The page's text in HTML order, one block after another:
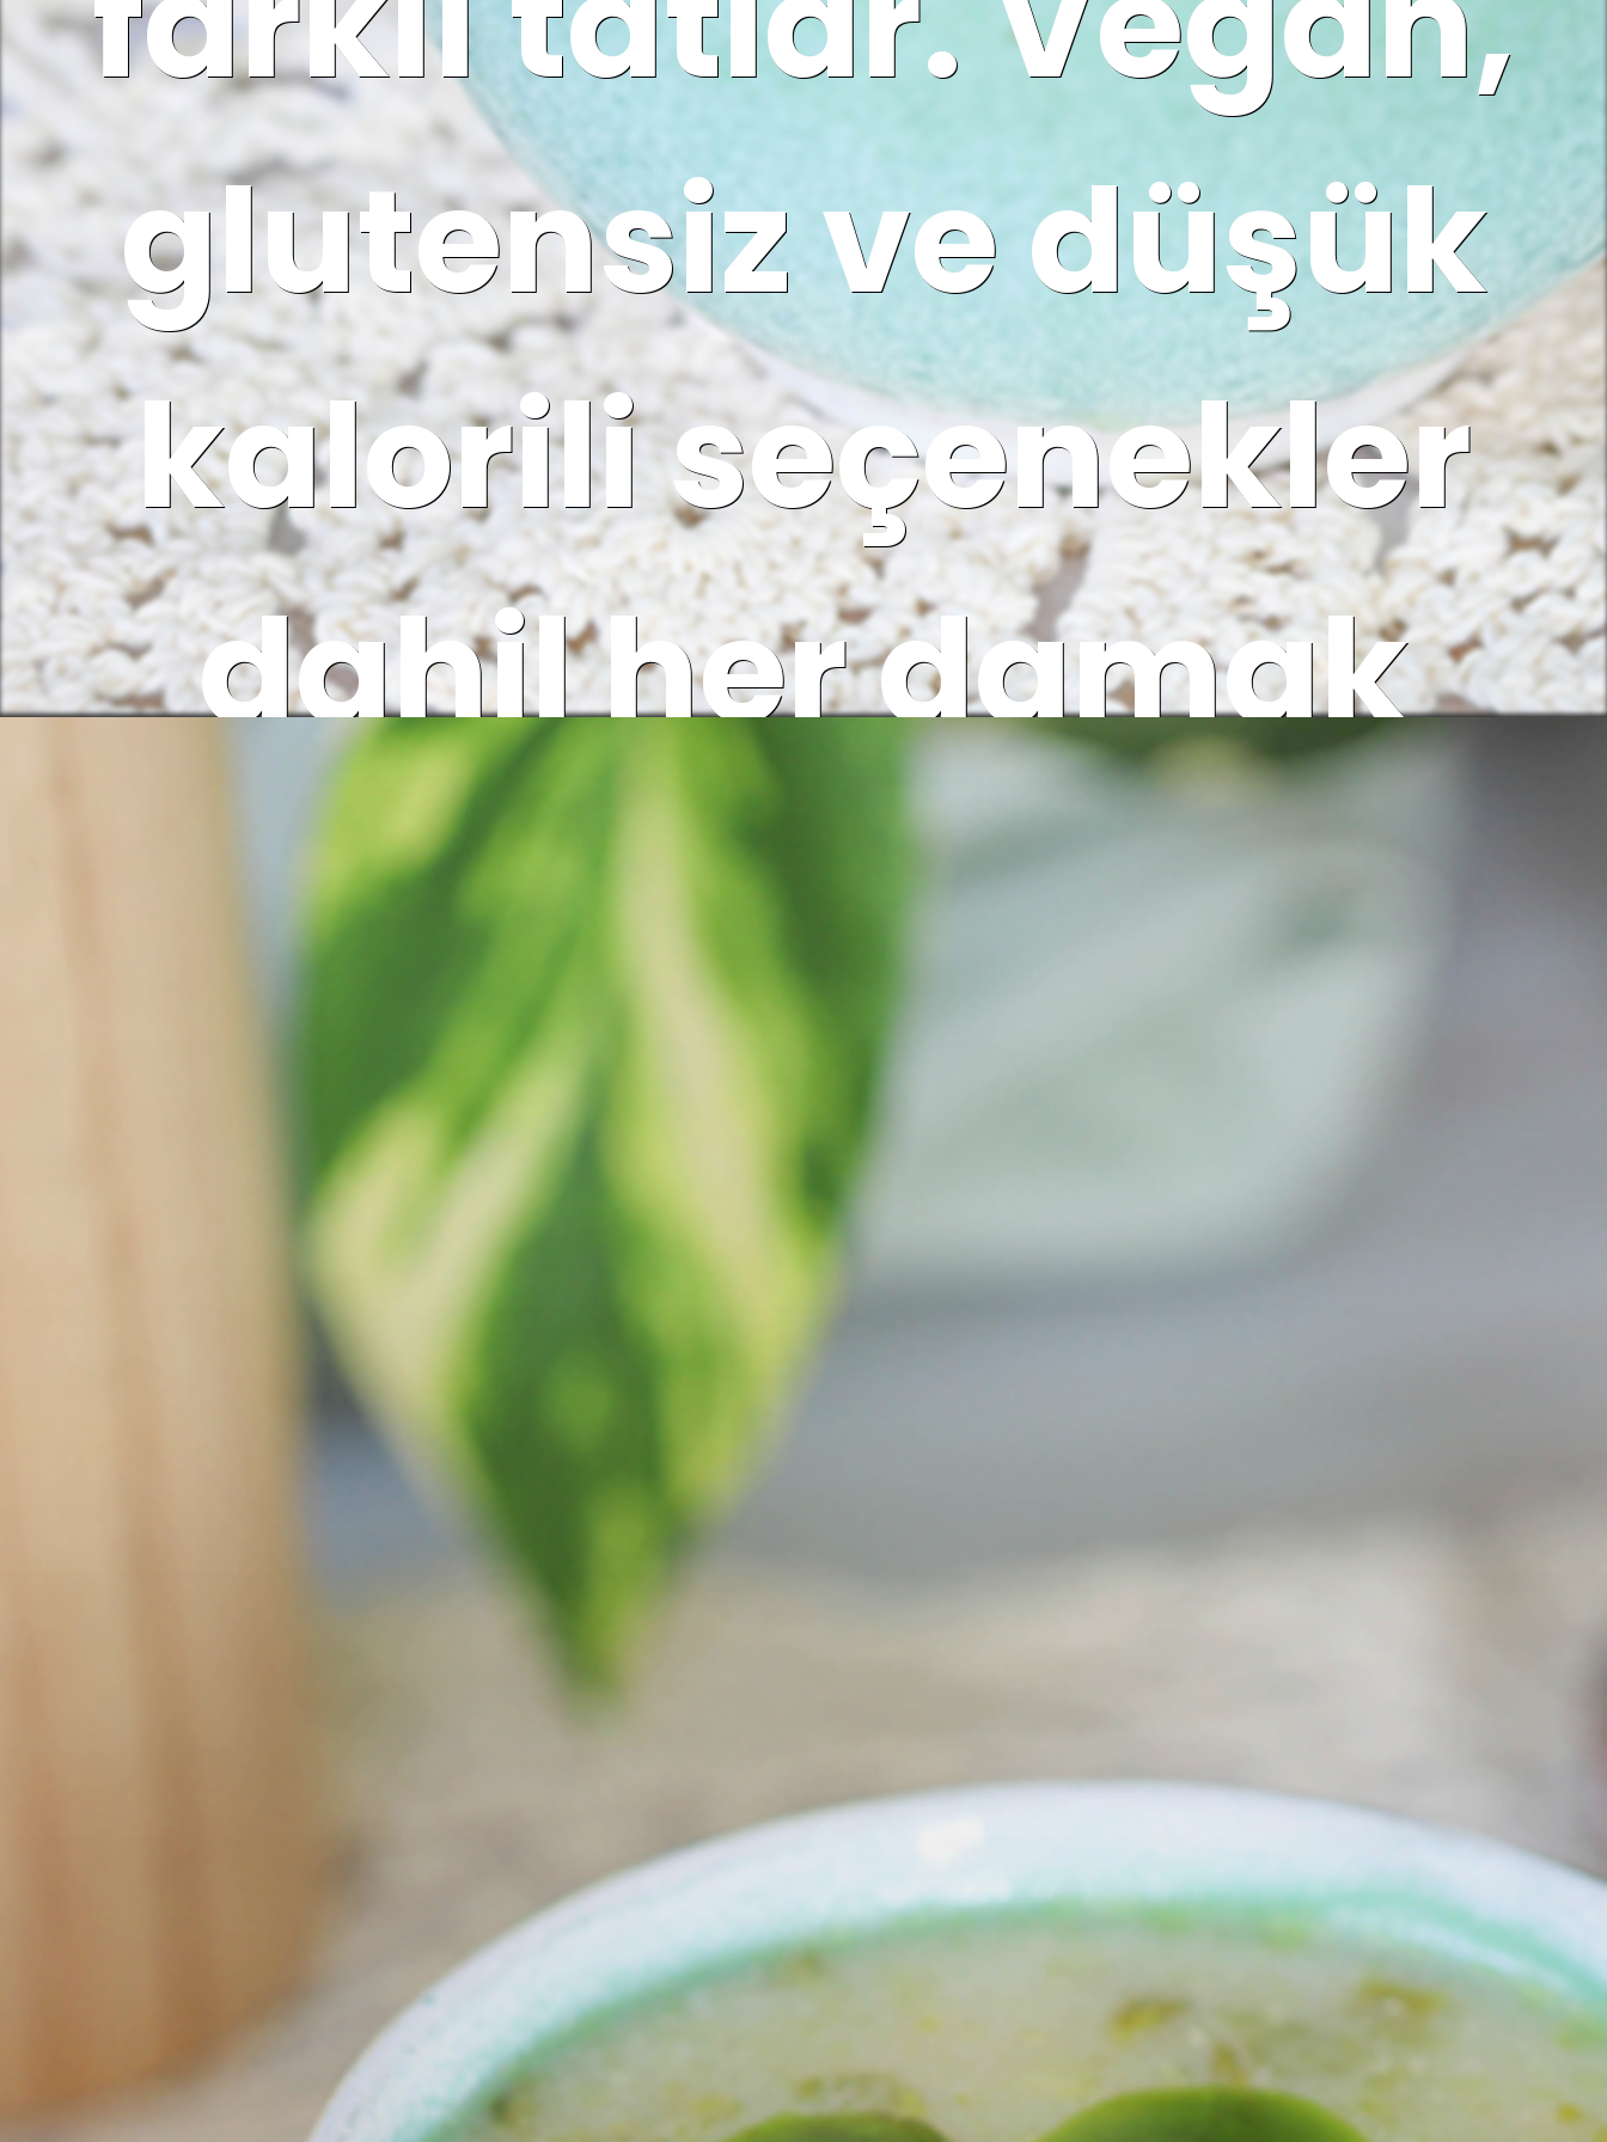
glutensiz ve düşük
kalorili seçenekler
dahil her damak
zevkine uygun
tariflerimizle sağlıklı
ve lezzetli yemekler
hazırlayabilirsiniz.
Sevdiklerinizle
paylaşmak için